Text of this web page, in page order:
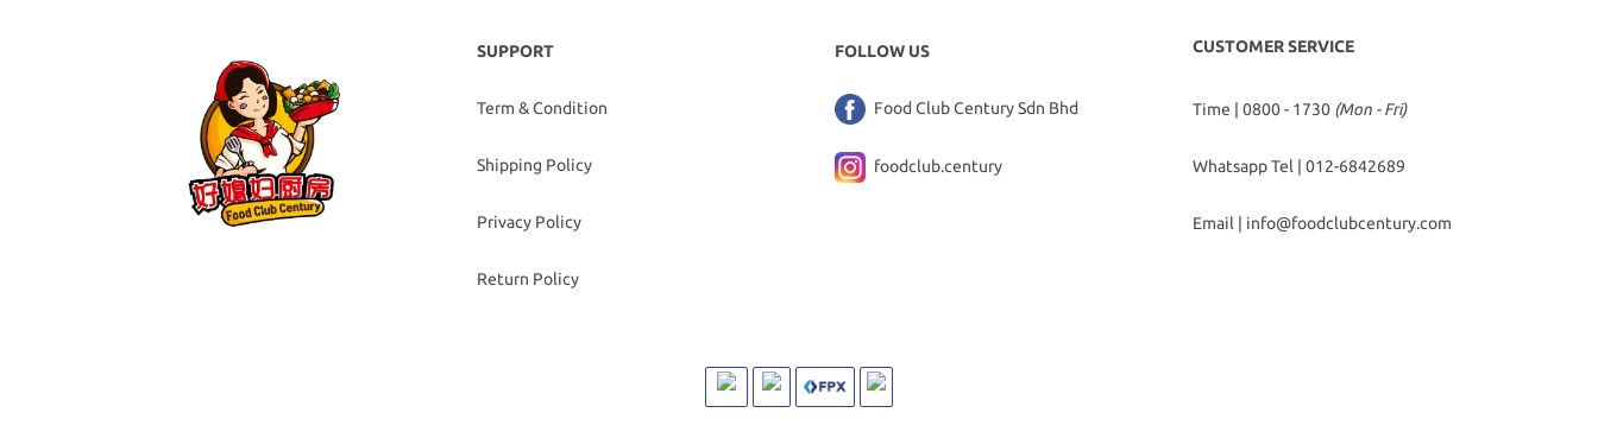
SUPPORT
Term & Condition
Shipping Policy
Privacy Policy
Return Policy
FOLLOW US
Food Club Century Sdn Bhd
foodclub.century
CUSTOMER SERVICE
Time | 0800 - 1730 (Mon - Fri)
Whatsapp Tel | 012-6842689
Email | info@foodclubcentury.com